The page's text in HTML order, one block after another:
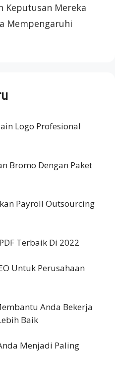
Keputusan Mereka
Mempengaruhi
Logo Profesional
Bromo Dengan Paket
Payroll Outsourcing
Terbaik Di 2022
Untuk Perusahaan
Anda Bekerja
Baik
Menjadi Paling